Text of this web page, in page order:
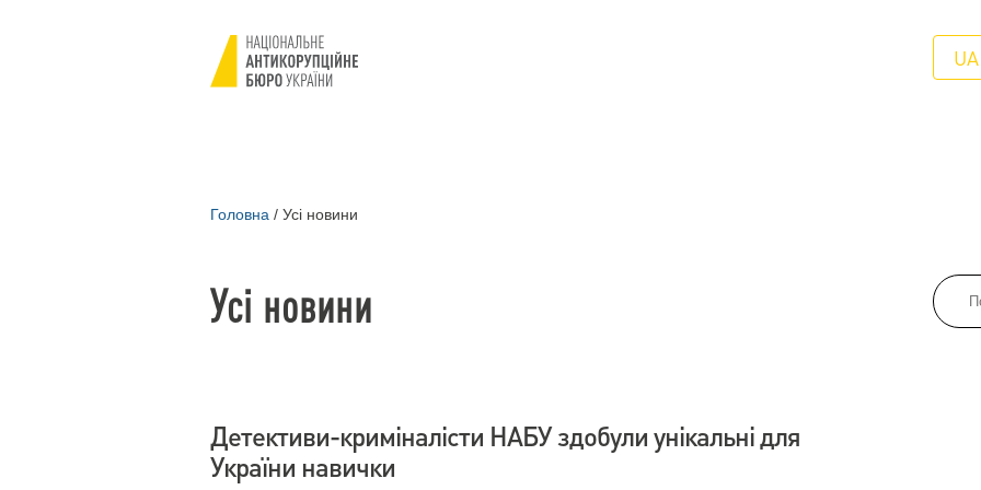
UA
Головна / Усі новини
Усі новини
Детективи-криміналісти НАБУ здобули унікальні для
України навички